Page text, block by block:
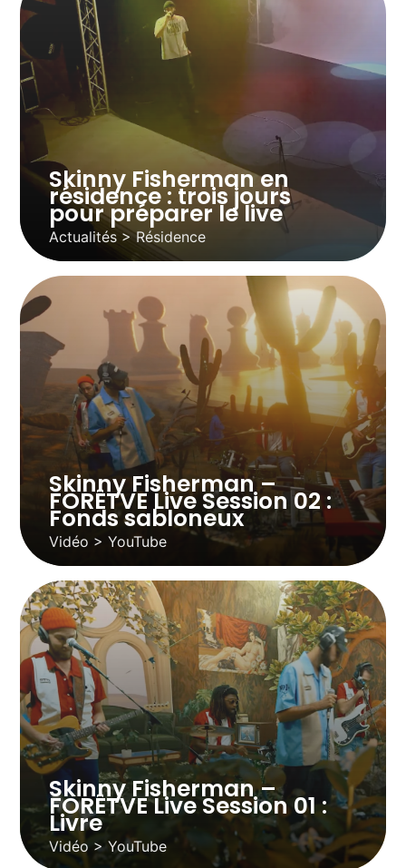
Skinny Fisherman en
résidence : trois jours
pour préparer le live
Actualités > Résidence
Skinny Fisherman –
FORÊTVE Live Session 02 :
Fonds sabloneux
Vidéo > YouTube
Skinny Fisherman –
FORÊTVE Live Session 01 :
Livre
Vidéo > YouTube